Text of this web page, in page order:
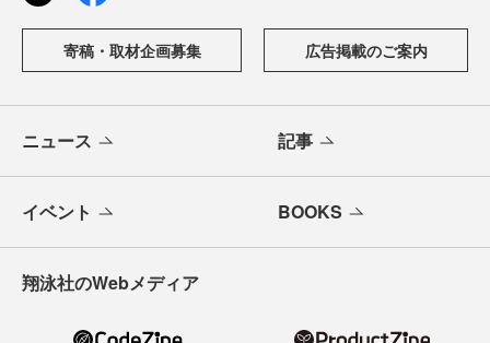
寄稿・取材企画募集 広告掲載のご案内
ニュース 記事
イベント BOOKS
翔泳社のWebメディア